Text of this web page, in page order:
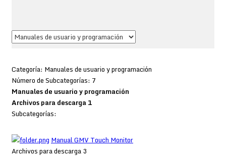
Categoría: Manuales de usuario y programación
Número de Subcategorías: 7
Manuales de usuario y programación
Archivos para descarga 1
Subcategorías:
Manual GMV Touch Monitor
Archivos para descarga 3